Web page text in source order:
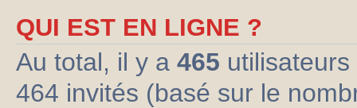
QUI EST EN LIGNE ?
Au total, il y a 465
464 invités (basé sur le